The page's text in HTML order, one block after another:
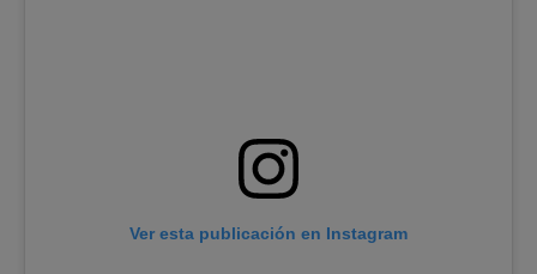
Ver esta publicación en Instagram